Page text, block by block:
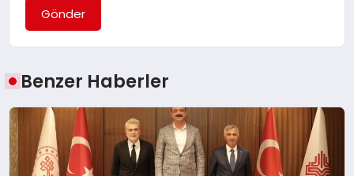
Gönder
Benzer Haberler